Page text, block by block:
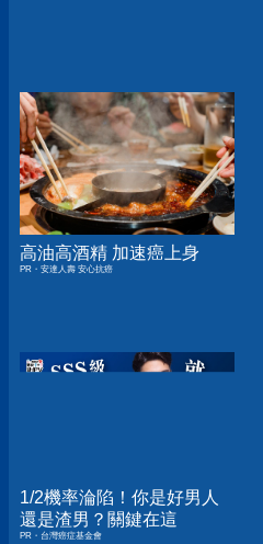
高油高酒精 加速癌上身
PR・安達人壽 安心抗癌
1/2機率淪陷！你是好男人
還是渣男？關鍵在這
PR・台灣癌症基金會